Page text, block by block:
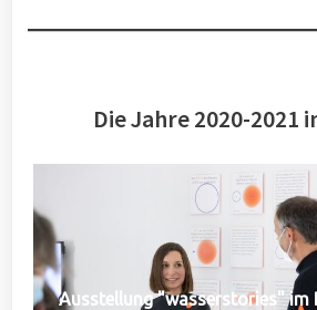
Die Jahre 2020-2021
Ausstellung "wasserstories" im